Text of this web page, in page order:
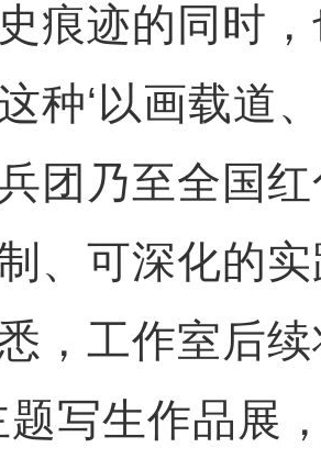
痕迹的同时
种‘以画载道
团乃至全国
、可深化的实
工作室后续
题写生作品展